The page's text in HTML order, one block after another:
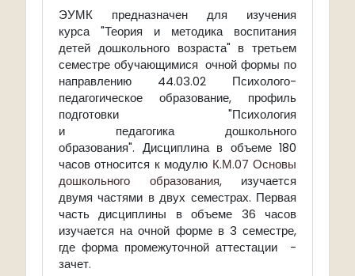
ЭУМК предназначен для изучения
курса "Теория и методика воспитания
детей дошкольного возраста" в третьем
семестре обучающимися очной формы по
направлению 44.03.02 Психолого-
педагогическое образование, профиль
подготовки "Психология
и педагогика дошкольного
образования". Дисциплина в объеме 180
часов относится к модулю К.М.07 Основы
дошкольного образования, изучается
двумя частями в двух семестрах. Первая
часть дисциплины в объеме 36 часов
изучается на очной форме в 3 семестре,
где форма промежуточной аттестации -
зачет.